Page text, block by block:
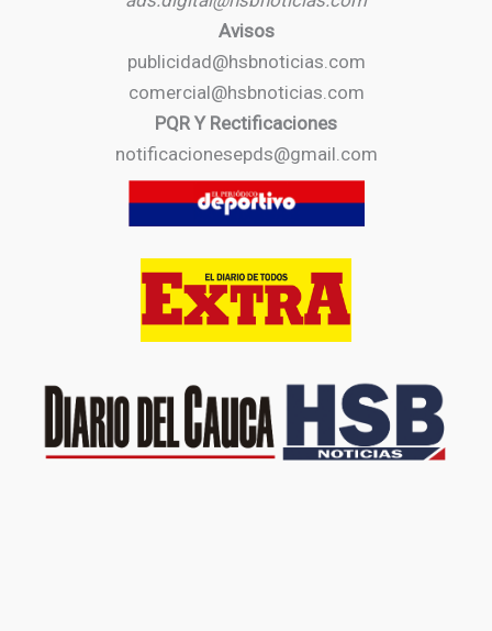
Avisos
publicidad@hsbnoticias.com
comercial@hsbnoticias.com
PQR Y Rectificaciones
notificacionesepds@gmail.com